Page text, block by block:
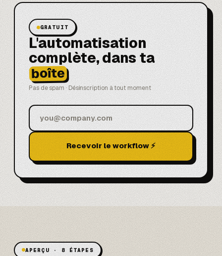
GRATUIT
L'automatisation
complète, dans ta
boîte
Pas de spam · Désinscription à tout moment
Recevoir le workflow ⚡
APERÇU · 8 ÉTAPES